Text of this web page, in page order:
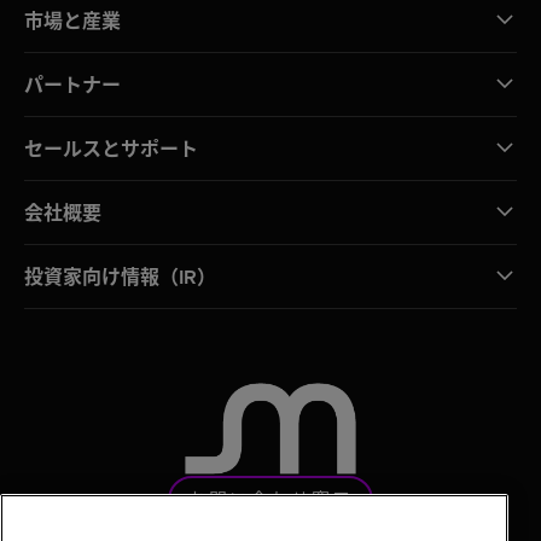
市場と産業
パートナー
セールスとサポート
会社概要
投資家向け情報（IR）
お問い合わせ窓口